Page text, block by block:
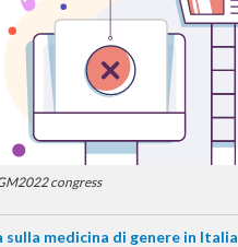
congress
sulla medicina di genere in Italia